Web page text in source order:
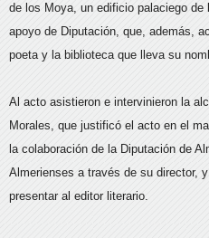
de los Moya, un edificio palaciego de
apoyo de Diputación, que, además,
poeta y la biblioteca que lleva su
Al acto asistieron e intervinieron la
Morales, que justificó el acto en el
la colaboración de la Diputación de
Almerienses a través de su director,
presentar al editor literario.